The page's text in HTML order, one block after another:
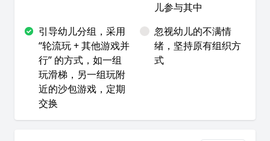
儿参与其中
引导幼儿分组，采用
“轮流玩 + 其他游戏并
行” 的方式，如一组
玩滑梯，另一组玩附
近的沙包游戏，定期
交换
忽视幼儿的不满情
绪，坚持原有组织方
式